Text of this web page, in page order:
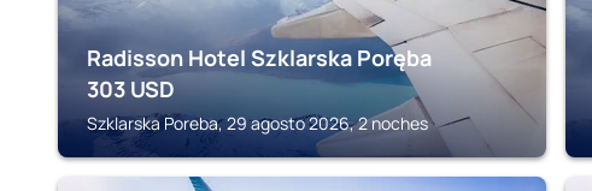
Radisson Hotel Szklarska Poręba
303 USD
Szklarska Poreba, 29 agosto 2026, 2 noches